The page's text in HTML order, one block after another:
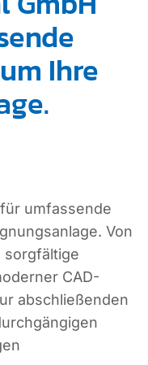
Ihre
umfassende
Von
sorgfältige
CAD-
abschließenden